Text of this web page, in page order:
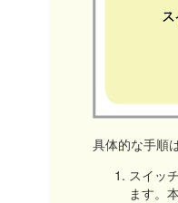
具体的な手順
スイッ
ます。